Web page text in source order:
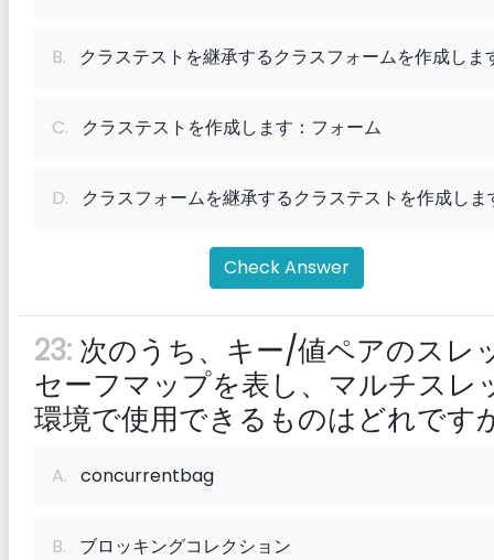
B. クラステストを継承するクラスフォームを作成しま
C. クラステストを作成します：フォーム
D. クラスフォームを継承するクラステストを作成しま
Check Answer
23: 次のうち、キー/値ペアのスレ
セーフマップを表し、マルチスレ
環境で使用できるものはどれです
A. concurrentbag
B. ブロッキングコレクション